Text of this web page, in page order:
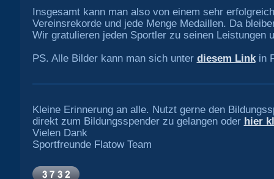
Insgesamt kann man also von einem sehr
Vereinsrekorde und jede Menge Medaillen. Da
Wir gratulieren jeden Sportler zu seinen Leistungen
PS. Alle Bilder kann man sich unter diesem Linkin
Kleine Erinnerung an alle. Nutzt gerne den
direkt zum Bildungsspender zu gelangen oder hier
Vielen Dank
Sportfreunde Flatow Team